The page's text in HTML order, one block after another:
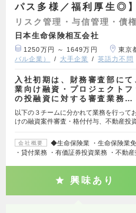
パス多様／福利厚生◎】
リスク管理・与信管理・債
日本生命保険相互会社
1250万円 ～ 1649万円 東京
バル企業）
大手企業 英語力不問
入社初期は、財務審査部にて
業向け融資・プロジェクトフ
の投融資に対する審査業務…
以下の３チームに分かれて業務を行って
けの融資案件審査・格付付与、不動産投
会社概要
◆生命保険業 ・生命保険業
・貸付業務 ・有価証券投資業務 ・不動
興味あり